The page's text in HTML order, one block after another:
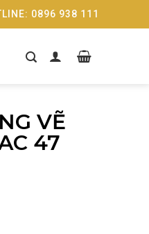
0896 938 111
VẼ
47